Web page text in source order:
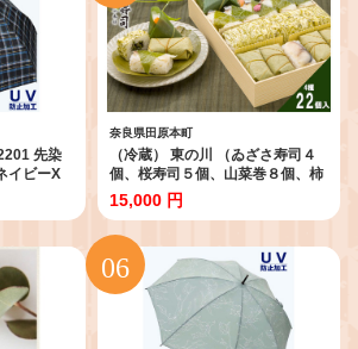
先染
イビーX
くり観
防止加
良県 田
奈良県田原本町
（冷蔵） 東の川 （ゐざさ寿司４
個、桜寿司５個、山菜巻８個、柿
の葉寿司（さば）５個） ／ すし
サバ 鯖 奈良名物 ご当地グルメ 食
べ比べ 中谷本舗 お取り寄せグル
メ 郷土料理 奈良県 田原本町
15,000 円